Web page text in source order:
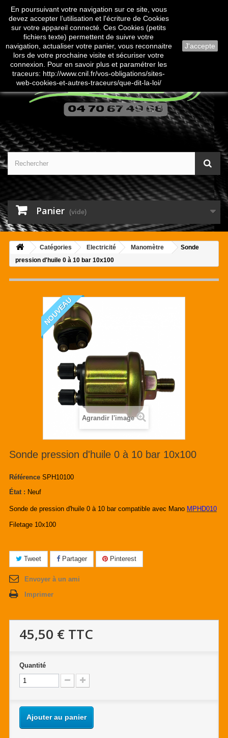
Contactez-nous
Panier (vide)
Catégories Electricité Manomètre
Sonde
pression d'huile 0 à 10 bar 10x100
NOUVEAU
Agrandir l'image
Sonde pression d'huile 0 à 10 bar 10x100
Référence SPH10100
État : Neuf
Sonde de pression d'huile 0 à 10 bar compatible avec Mano MPHD010
Filetage 10x100
Tweet Partager Pinterest
Envoyer à un ami
Imprimer
45,50 € TTC
Quantité
Ajouter au panier
En poursuivant votre navigation sur ce site, vous
devez accepter l’utilisation et l'écriture de Cookies
sur votre appareil connecté. Ces Cookies (petits
fichiers texte) permettent de suivre votre
navigation, actualiser votre panier, vous reconnaitre
lors de votre prochaine visite et sécuriser votre
connexion. Pour en savoir plus et paramétrer les
traceurs: http://www.cnil.fr/vos-obligations/sites-
web-cookies-et-autres-traceurs/que-dit-la-loi/
J'accepte